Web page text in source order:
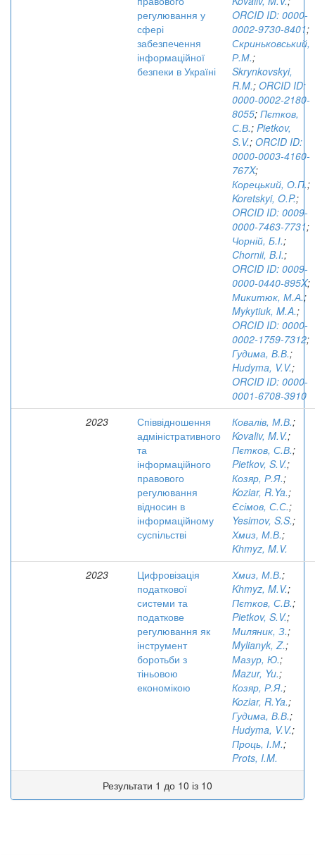
регулювання у
сфері
забезпечення
інформаційної
безпеки в Україні
ORCID ID: 0000-
0002-9730-8401;
Скриньковський,
Р.М.;
Skrynkovskyi,
R.M.; ORCID ID:
0000-0002-2180-
8055; Пєтков,
С.В.; Pietkov,
S.V.; ORCID ID:
0000-0003-4160-
767X;
Корецький, О.П.;
Koretskyi, O.P.;
ORCID ID: 0009-
0000-7463-7731;
Чорній, Б.І.;
Chornii, B.I.;
ORCID ID: 0009-
0000-0440-895X;
Микитюк, М.А.;
Mykytiuk, M.A.;
ORCID ID: 0000-
0002-1759-7312;
Гудима, В.В.;
Hudyma, V.V.;
ORCID ID: 0000-
0001-6708-3910
2023
Співвідношення
адміністративного
та
інформаційного
правового
регулювання
відносин в
інформаційному
суспільстві
Ковалів, М.В.;
Kovaliv, M.V.;
Пєтков, С.В.;
Pietkov, S.V.;
Козяр, Р.Я.;
Koziar, R.Ya.;
Єсімов, С.С.;
Yesimov, S.S.;
Хмиз, М.В.;
Khmyz, M.V.
2023
Цифровізація
податкової
системи та
податкове
регулювання як
інструмент
боротьби з
тіньовою
економікою
Хмиз, М.В.;
Khmyz, M.V.;
Пєтков, С.В.;
Pietkov, S.V.;
Миляник, З.;
Mylianyk, Z.;
Мазур, Ю.;
Mazur, Yu.;
Козяр, Р.Я.;
Koziar, R.Ya.;
Гудима, В.В.;
Hudyma, V.V.;
Проць, І.М.;
Prots, I.M.
Результати 1 до 10 із 10